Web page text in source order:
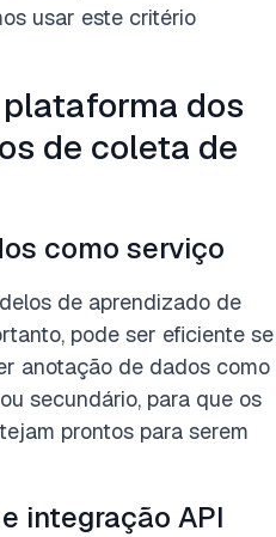
usar este critério
dos
de coleta de
como serviço
de aprendizado de
pode ser eficiente se
anotação de dados como
secundário, para que os
prontos para serem
integração API